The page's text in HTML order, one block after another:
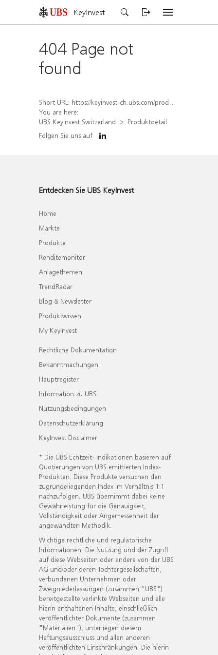
KeyInvest
404 Page not
found
Short URL: https://keyinvest-ch.ubs.com/produkt/detail/index/isin/CH1570533278
You are here:
UBS KeyInvest Switzerland
Produktdetail
Folgen Sie uns auf
Entdecken Sie UBS KeyInvest
Home
Märkte
Produkte
Renditemonitor
Anlagethemen
TrendRadar
Blog & Newsletter
Produktwissen
My KeyInvest
Rechtliche Dokumentation
Bekanntmachungen
Hauptregister
Information zu UBS
Nutzungsbedingungen
Datenschutzerklärung
KeyInvest Disclaimer
* Die UBS Echtzeit- Indikationen basieren auf
Quotierungen von UBS emittierten Index-
Produkten. Diese Produkte versuchen den
zugrundeliegenden Index im Verhältnis 1:1
nachzufolgen. UBS übernimmt dabei keine
Gewährleistung für die Genauigkeit,
Vollständigkeit oder Angemessenheit der
angewandten Methodik.
Wichtige rechtliche und regulatorische
Informationen. Die Nutzung und der Zugriff
auf diese Webseiten oder andere von der UBS
AG und/oder deren Tochtergesellschaften,
verbundenen Unternehmen oder
Zweigniederlassungen (zusammen "UBS")
bereitgestellte verlinkte Webseiten und alle
hierin enthaltenen Inhalte, einschließlich
veröffentlichter Dokumente (zusammen
"Materialien"), unterliegen diesem
Haftungsausschluss und allen anderen
veröffentlichten Einschränkungen. Die hierin